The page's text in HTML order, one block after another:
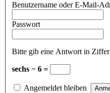
Benutzername oder E-Mail-
Passwort
Bitte gib eine Antwort in
sechs − 6 =
Angemeldet bleiben